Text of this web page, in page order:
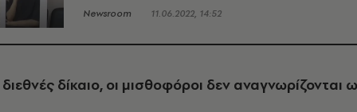
Newsroom 11.06.2022, 14:52
δίκαιο, οι μισθοφόροι δεν αναγνωρίζονται